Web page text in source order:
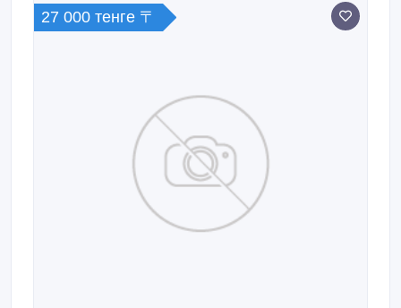
27 000 тенге 〒